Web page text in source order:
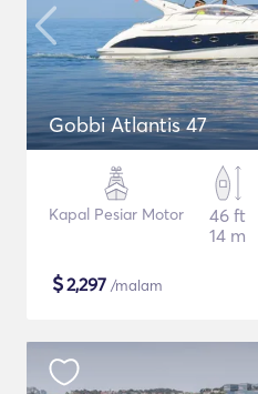
Gobbi Atlantis 47
Kapal Pesiar Motor
46 ft
14 m
$2,297 /malam